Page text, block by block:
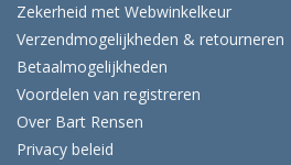
Zekerheid met Webwinkelkeur
Verzendmogelijkheden & retourneren
Betaalmogelijkheden
Voordelen van registreren
Over Bart Rensen
Privacy beleid